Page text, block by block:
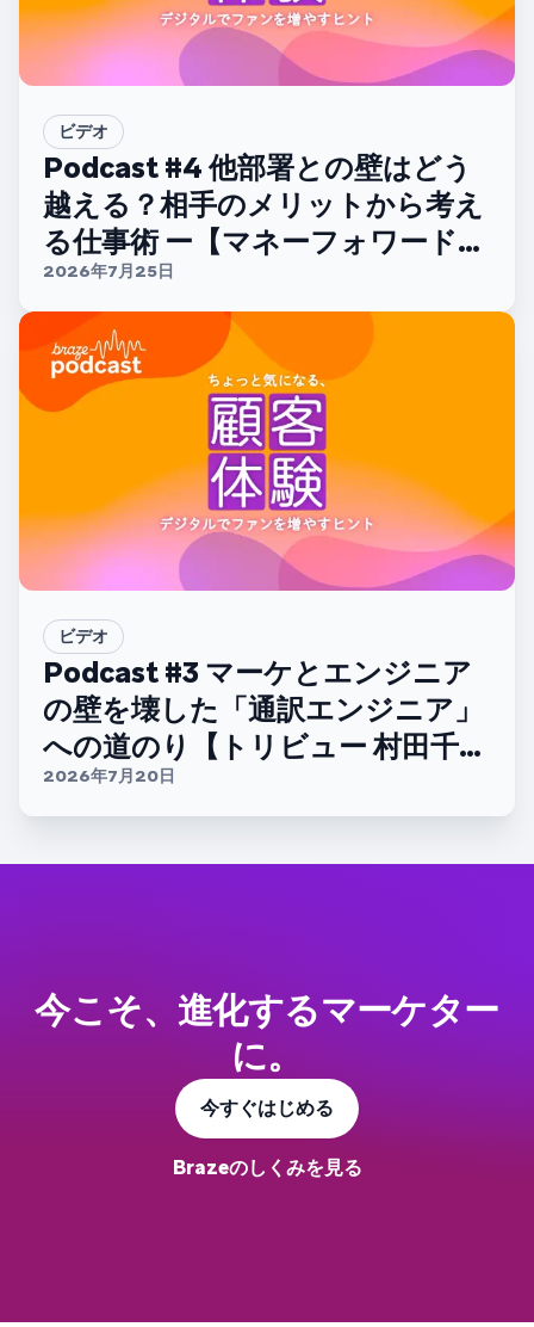
ビデオ
Podcast #4 他部署との壁はどう
越える？相手のメリットから考え
る仕事術 ー【マネーフォワードホ
ーム 山中哲太さん】
2026年7月25日
ビデオ
Podcast #3 マーケとエンジニア
の壁を壊した「通訳エンジニア」
への道のり【トリビュー 村田千紘
さん】
2026年7月20日
今こそ、進化するマーケター
に。
今すぐはじめる
Brazeのしくみを見る